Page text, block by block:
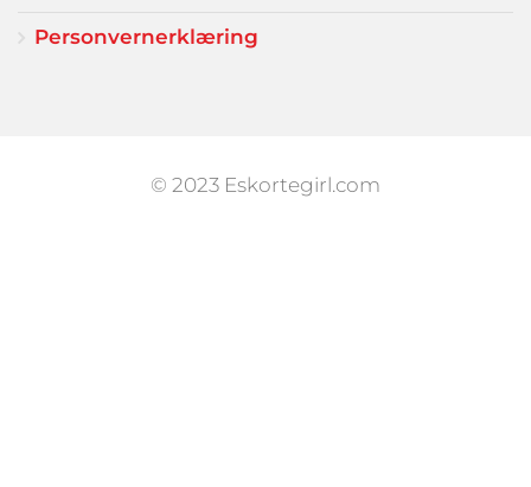
Personvernerklæring
© 2023 Eskortegirl.com